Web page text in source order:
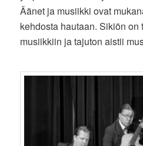
Äänet ja musiikki ovat
kehdosta hautaan. Sikiön on
musiikkiin ja tajuton aistii